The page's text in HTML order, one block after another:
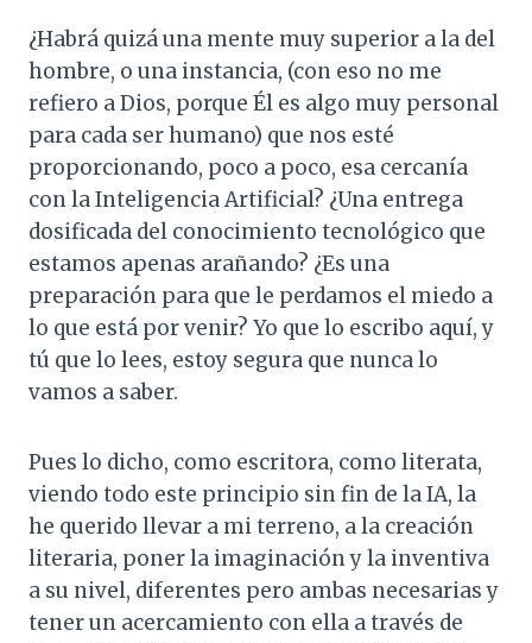
¿Habrá quizá una mente muy superior a la del
hombre, o una instancia, (con eso no me
refiero a Dios, porque Él es algo muy personal
para cada ser humano) que nos esté
proporcionando, poco a poco, esa cercanía
con la Inteligencia Artificial? ¿Una entrega
dosificada del conocimiento tecnológico que
estamos apenas arañando? ¿Es una
preparación para que le perdamos el miedo a
lo que está por venir? Yo que lo escribo aquí, y
tú que lo lees, estoy segura que nunca lo
vamos a saber.
Pues lo dicho, como escritora, como literata,
viendo todo este principio sin fin de la IA, la
he querido llevar a mi terreno, a la creación
literaria, poner la imaginación y la inventiva
a su nivel, diferentes pero ambas necesarias y
tener un acercamiento con ella a través de